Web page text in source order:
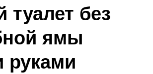
без
ямы
руками